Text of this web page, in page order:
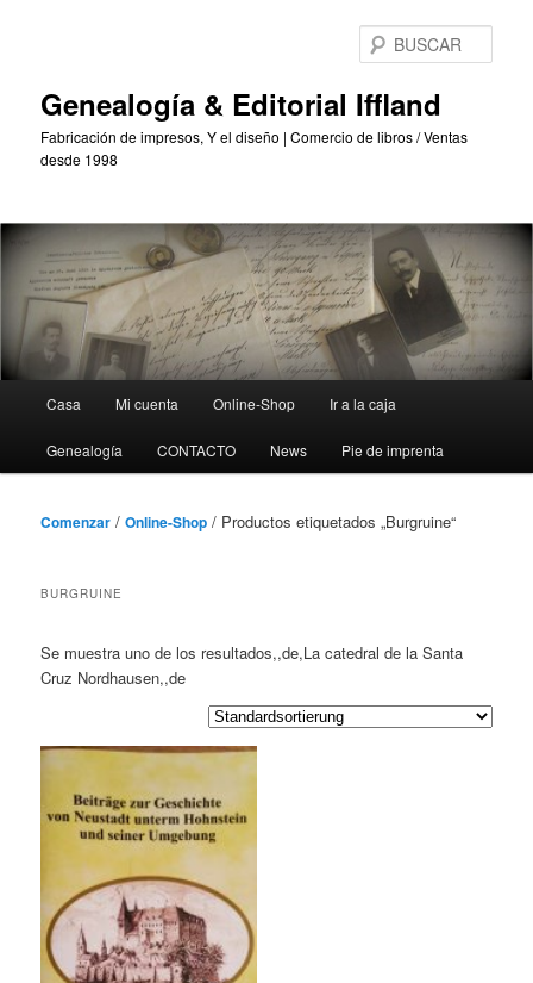
Genealogía & Editorial Iffland
Fabricación de impresos, Y el diseño | Comercio de libros / Ventas
desde 1998
Casa Mi cuenta Online-Shop Ir a la caja
Genealogía CONTACTO News Pie de imprenta
Comenzar /Online-Shop / Productos etiquetados „Burgruine“
BURGRUINE
Se muestra uno de los resultados,,de,La catedral de la Santa
Cruz Nordhausen,,de